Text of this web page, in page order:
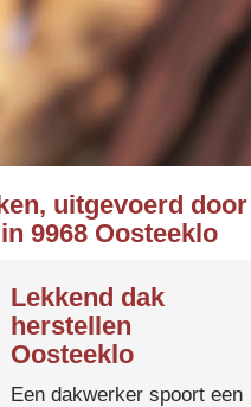
uitgevoerd door
9968 Oosteeklo
Lekkend dak
herstellen
Oosteeklo
Een dakwerker spoort een